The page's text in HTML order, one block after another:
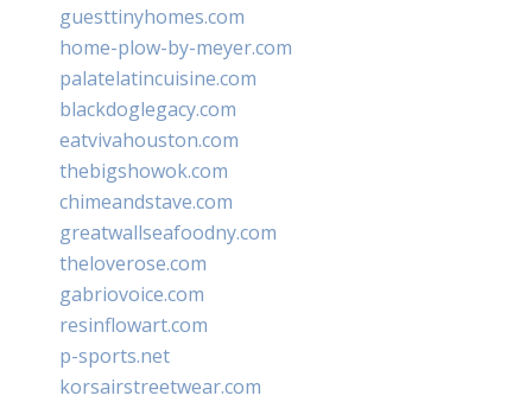
guesttinyhomes.com
home-plow-by-meyer.com
palatelatincuisine.com
blackdoglegacy.com
eatvivahouston.com
thebigshowok.com
chimeandstave.com
greatwallseafoodny.com
theloverose.com
gabriovoice.com
resinflowart.com
p-sports.net
korsairstreetwear.com